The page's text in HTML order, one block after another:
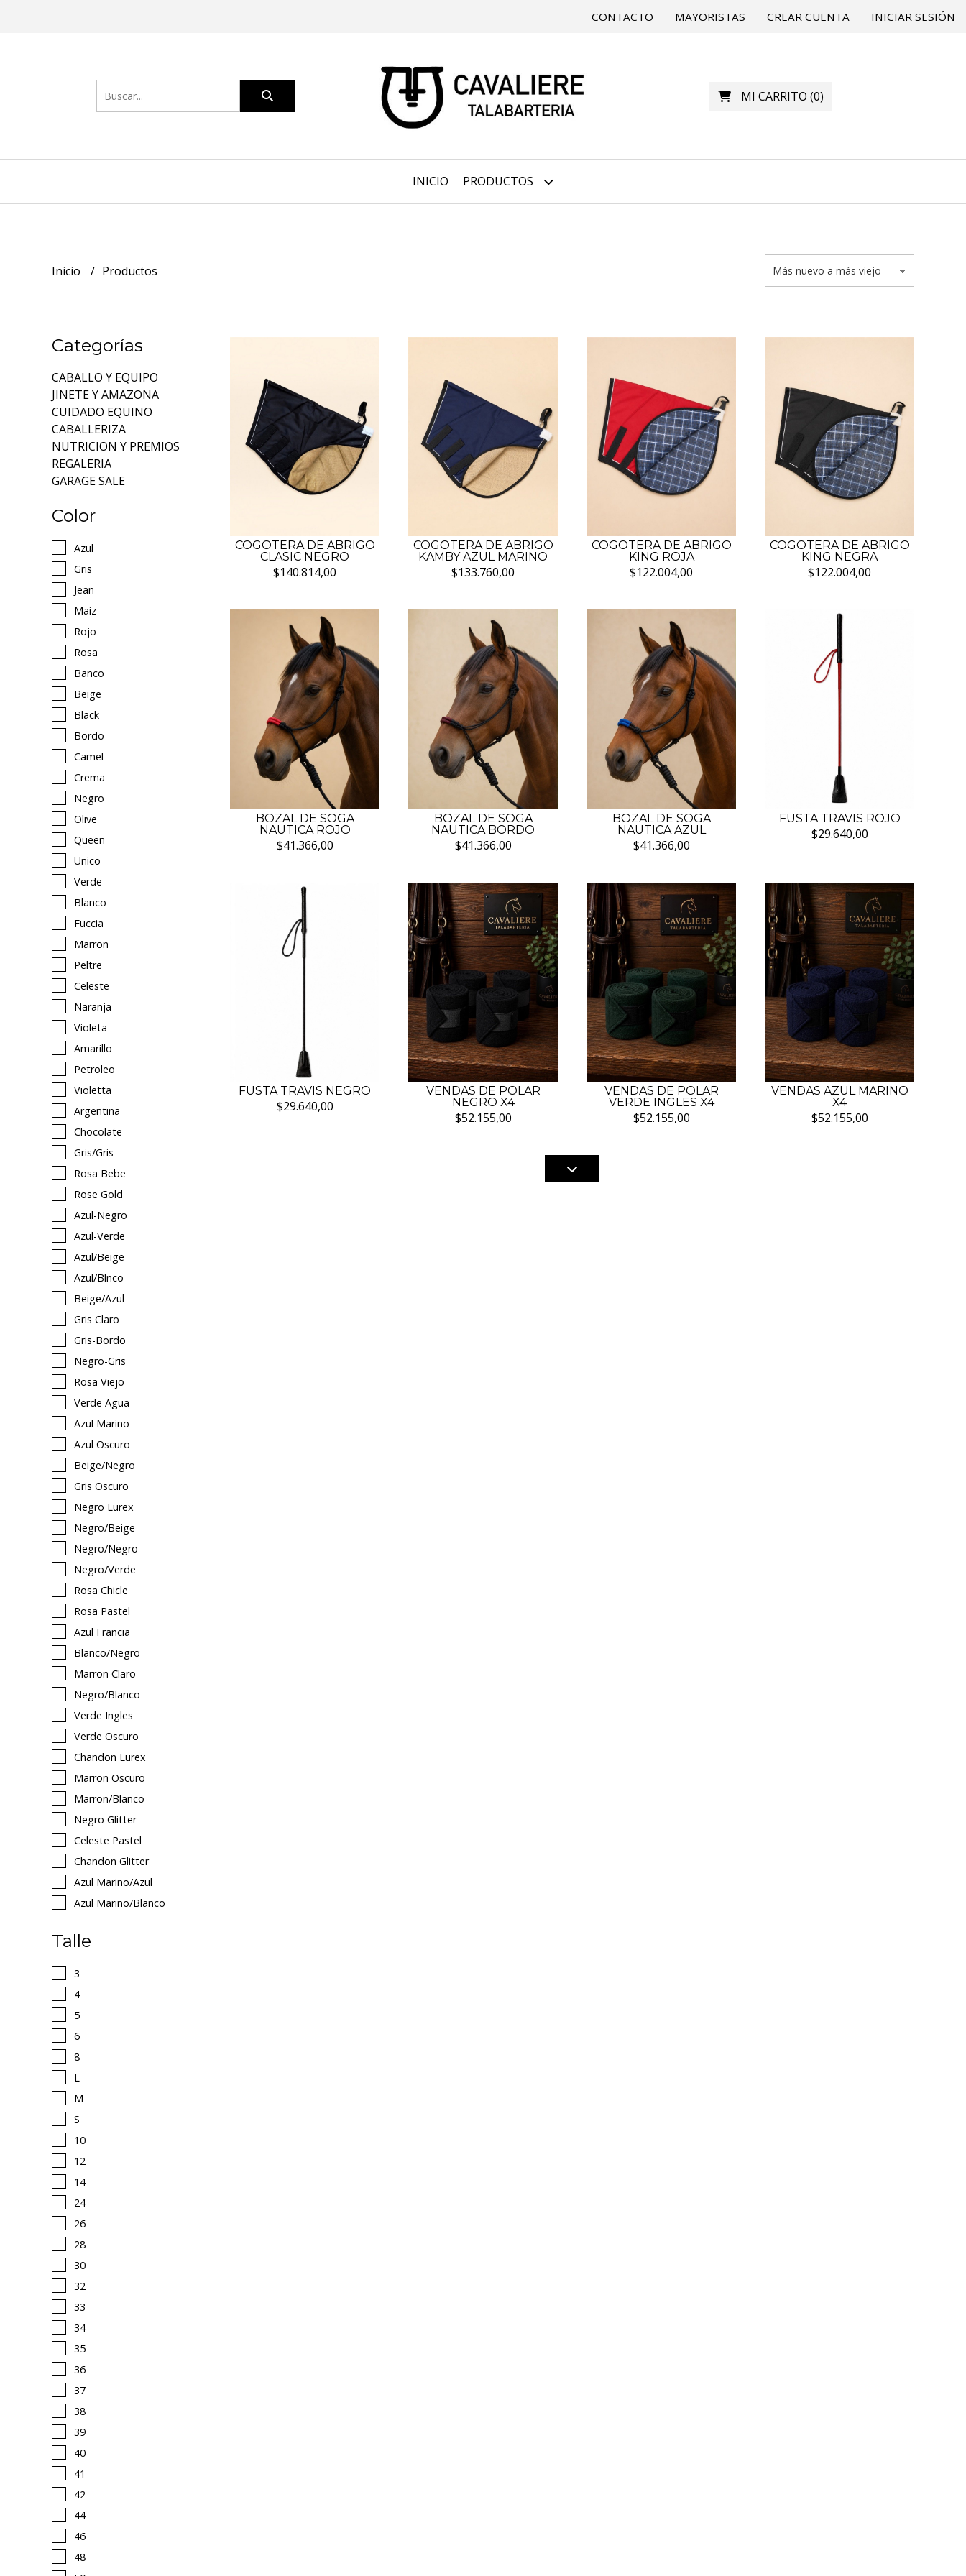
CONTACTO MAYORISTAS CREAR CUENTA INICIAR SESIÓN
MI CARRITO (0)
INICIO PRODUCTOS
Inicio Productos
Categorías
CABALLO Y EQUIPO
JINETE Y AMAZONA
CUIDADO EQUINO
CABALLERIZA
NUTRICION Y PREMIOS
REGALERIA
GARAGE SALE
Color
Azul
Gris
Jean
Maiz
Rojo
Rosa
Banco
Beige
Black
Bordo
Camel
Crema
Negro
Olive
Queen
Unico
Verde
Blanco
Fuccia
Marron
Peltre
Celeste
Naranja
Violeta
Amarillo
Petroleo
Violetta
Argentina
Chocolate
Gris/gris
Rosa Bebe
Rose Gold
Azul-Negro
Azul-Verde
Azul/beige
Azul/blnco
Beige/azul
Gris Claro
Gris-Bordo
Negro-Gris
Rosa Viejo
Verde Agua
Azul Marino
Azul Oscuro
Beige/negro
Gris Oscuro
Negro Lurex
Negro/beige
Negro/negro
Negro/verde
Rosa Chicle
Rosa Pastel
Azul Francia
Blanco/negro
Marron Claro
Negro/blanco
Verde Ingles
Verde Oscuro
Chandon Lurex
Marron Oscuro
Marron/blanco
Negro Glitter
Celeste Pastel
Chandon Glitter
Azul Marino/azul
Azul Marino/blanco
Talle
3
4
5
6
8
L
M
S
10
12
14
24
26
28
30
32
33
34
35
36
37
38
39
40
41
42
44
46
48
COGOTERA DE ABRIGO
CLASIC NEGRO
$140.814,00
COGOTERA DE ABRIGO
KAMBY AZUL MARINO
$133.760,00
COGOTERA DE ABRIGO
KING ROJA
$122.004,00
COGOTERA DE ABRIGO
KING NEGRA
$122.004,00
BOZAL DE SOGA
NAUTICA ROJO
$41.366,00
BOZAL DE SOGA
NAUTICA BORDO
$41.366,00
BOZAL DE SOGA
NAUTICA AZUL
$41.366,00
FUSTA TRAVIS ROJO
$29.640,00
FUSTA TRAVIS NEGRO
$29.640,00
VENDAS DE POLAR
NEGRO X4
$52.155,00
VENDAS DE POLAR
VERDE INGLES X4
$52.155,00
VENDAS AZUL MARINO
X4
$52.155,00